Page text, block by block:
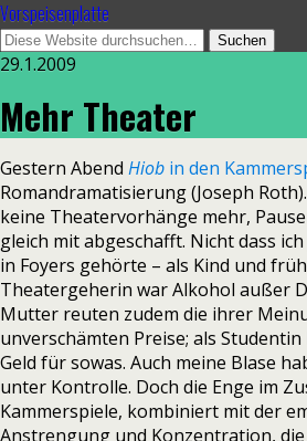
Vorspeisenplatte
29.1.2009
Mehr Theater
Gestern Abend Hiob in den
Romandramatisierung (Joseph
keine Theatervorhänge mehr,
gleich mit abgeschafft. Nicht dass
in Foyers gehörte – als Kind und
Theatergeherin war Alkohol außer
Mutter reuten zudem die ihrer
unverschämten Preise; als
Geld für sowas. Auch meine Blase
unter Kontrolle. Doch die Enge im
Kammerspiele, kombiniert mit der
Anstrengung und Konzentration,